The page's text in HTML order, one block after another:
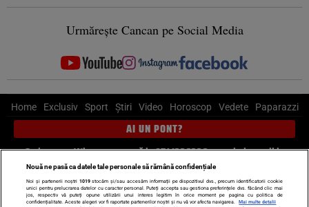
Urmărește Cancan pe Social Media
Home Exclusiv Sport Știri Video Horoscop Vedete Paparazzi
AI UN PONT?
Scrie-ne pe Whatsapp, sună la 0741226226 sau trimite mail la
pont@cancan.ro
Știri interne Știri externe Politică
Nouă ne pasă ca datele tale personale să rămână confidențiale
Noi și partenerii noștri 1019stocăm și/sau accesăm informații pe dispozitivul dvs., precum identificatorii cookie
unici pentru prelucrarea datelor cu caracter personal. Puteți accepta sau gestiona preferințele dvs. făcând clic mai
jos, respectiv vă puteți opune utilizării unui interes legitim în orice moment pe pagina cu politica de
confidențialitate. Aceste alegeri vor fi raportate partenerilor noștri și nu vă vor afecta navigarea.
Mai multe detalii